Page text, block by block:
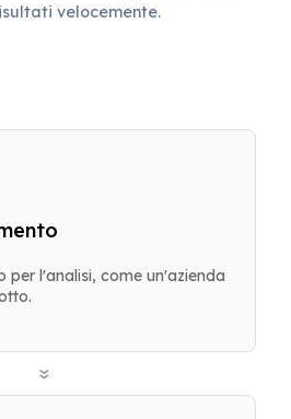
velocemente.
per l'analisi, come un'azienda
»